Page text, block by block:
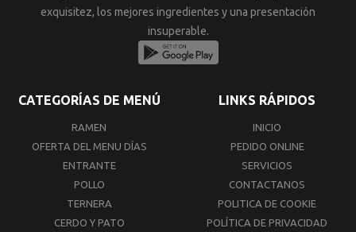
exquisitez, los mejores ingredientes y una presentación
insuperable.
CATEGORÍAS DE MENÚ
RAMEN
OFERTA DEL MENU DÍAS
ENTRANTE
POLLO
TERNERA
CERDO Y PATO
LINKS RÁPIDOS
INICIO
PEDIDO ONLINE
SERVICIOS
CONTACTANOS
POLITICA DE COOKIE
POLÍTICA DE PRIVACIDAD